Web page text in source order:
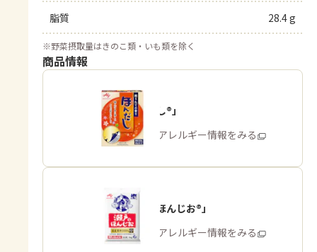
脂質 28.4 g
※野菜摂取量はきのこ類・いも類を除く
商品情報
「ほんだし®」
商品・アレルギー情報をみる
「瀬戸のほんじお®」
商品・アレルギー情報をみる